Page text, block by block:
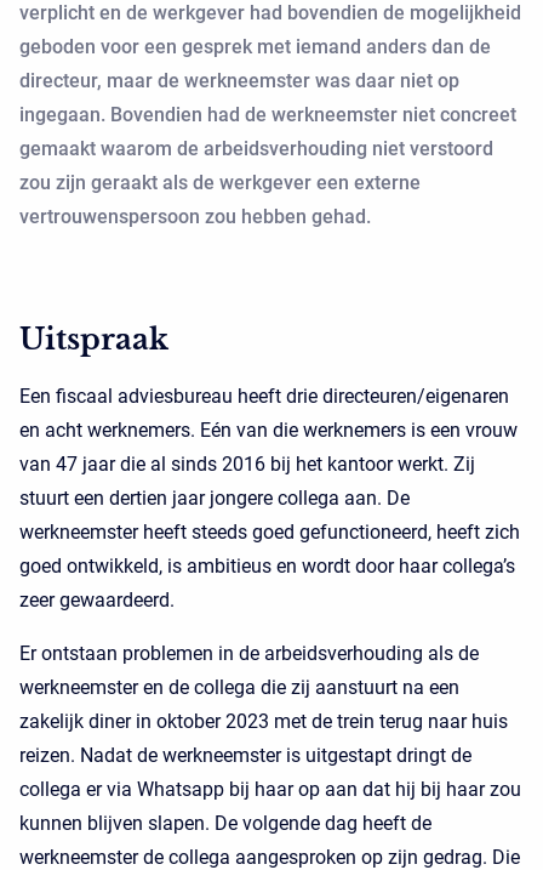
verplicht en de werkgever had bovendien de mogelijkheid
geboden voor een gesprek met iemand anders dan de
directeur, maar de werkneemster was daar niet op
ingegaan. Bovendien had de werkneemster niet concreet
gemaakt waarom de arbeidsverhouding niet verstoord
zou zijn geraakt als de werkgever een externe
vertrouwenspersoon zou hebben gehad.
Uitspraak
Een fiscaal adviesbureau heeft drie directeuren/eigenaren
en acht werknemers. Eén van die werknemers is een vrouw
van 47 jaar die al sinds 2016 bij het kantoor werkt. Zij
stuurt een dertien jaar jongere collega aan. De
werkneemster heeft steeds goed gefunctioneerd, heeft zich
goed ontwikkeld, is ambitieus en wordt door haar collega’s
zeer gewaardeerd.
Er ontstaan problemen in de arbeidsverhouding als de
werkneemster en de collega die zij aanstuurt na een
zakelijk diner in oktober 2023 met de trein terug naar huis
reizen. Nadat de werkneemster is uitgestapt dringt de
collega er via Whatsapp bij haar op aan dat hij bij haar zou
kunnen blijven slapen. De volgende dag heeft de
werkneemster de collega aangesproken op zijn gedrag. Die